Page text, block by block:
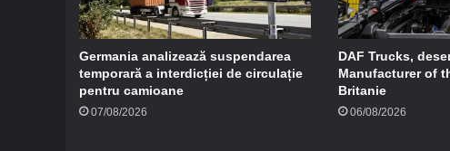
Germania analizează suspendarea
temporară a interdicției de circulație
pentru camioane
07/08/2026
DAF Trucks,
Manufacturer of
Britanie
06/08/2026